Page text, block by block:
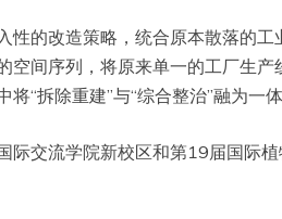
性的改造策略，统合原本散落的
空间序列，将原来单一的工厂生
“拆除重建”与“综合整治”融为一
际交流学院新校区和第19届国际